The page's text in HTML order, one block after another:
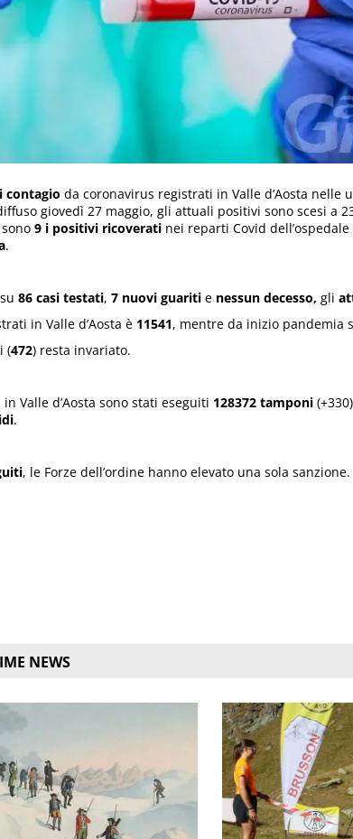
contagio da coronavirus registrati in Valle d’Aosta nelle
giovedì 27 maggio, gli attuali positivi sono scesi a
9 i positivi ricoverati nei reparti Covid
.
su 86 casi testati, 7 nuovi guariti e nessun decesso, gli
in Valle d’Aosta è 11541, mentre da inizio pandemia
(472) resta invariato.
Valle d’Aosta sono stati eseguiti 128372 tamponi
.
, le Forze dell’ordine hanno elevato una sola sanzione.
NEWS